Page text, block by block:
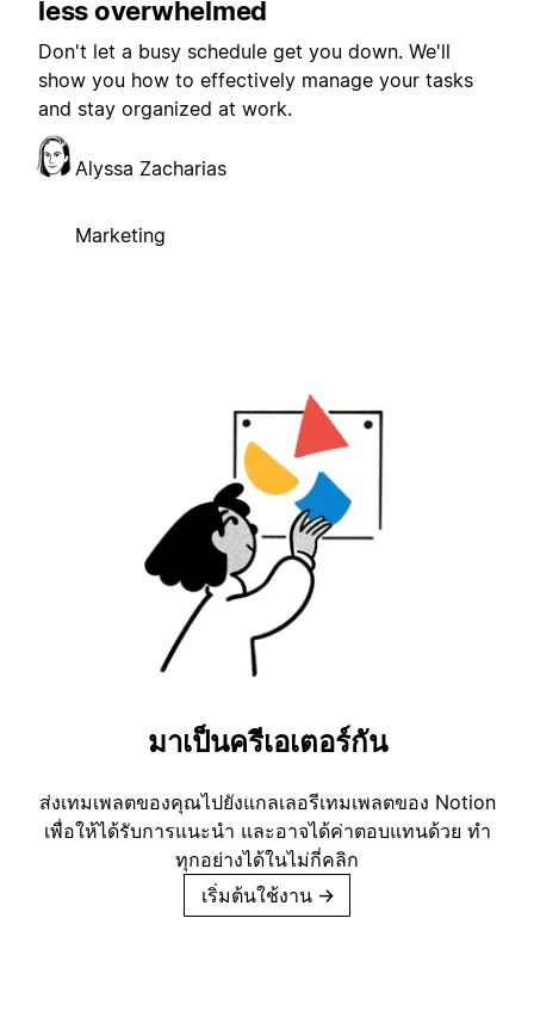
less overwhelmed
Don't let a busy schedule get you down. We'll
show you how to effectively manage your tasks
and stay organized at work.
Alyssa Zacharias
Marketing
มาเป็นครีเอเตอร์กัน
ส่งเทมเพลตของคุณไปยังแกลเลอรีเทมเพลตของ Notion
เพื่อให้ได้รับการแนะนำ และอาจได้ค่าตอบแทนด้วย ทำ
ทุกอย่างได้ในไม่กี่คลิก
เริ่มต้นใช้งาน →